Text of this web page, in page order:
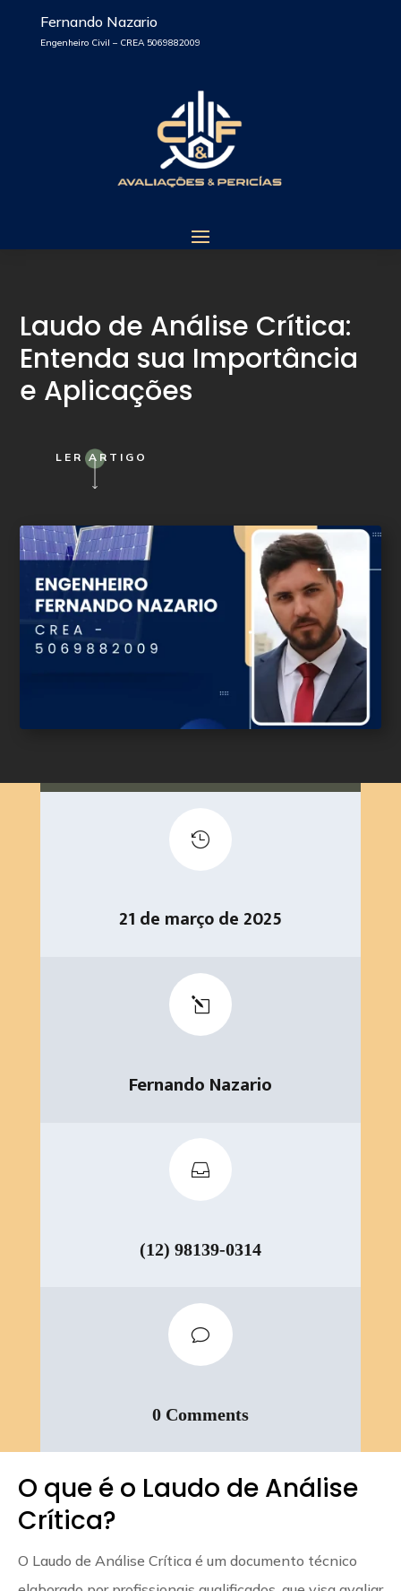
Fernando Nazario
Engenheiro Civil – CREA 5069882009
Laudo de Análise Crítica:
Entenda sua Importância
e Aplicações
LER ARTIGO

21 de março de 2025
l
Fernando Nazario

(12) 98139-0314
v
0 Comments
O que é o Laudo de Análise
Crítica?
O Laudo de Análise Crítica é um documento técnico